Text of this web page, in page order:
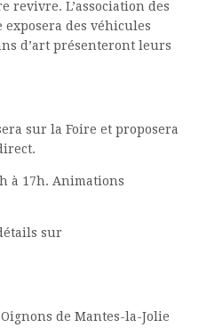
revivre. L’association des
exposera des véhicules
d’art présenteront leurs
sur la Foire et proposera
à 17h. Animations
sur
de Mantes-la-Jolie